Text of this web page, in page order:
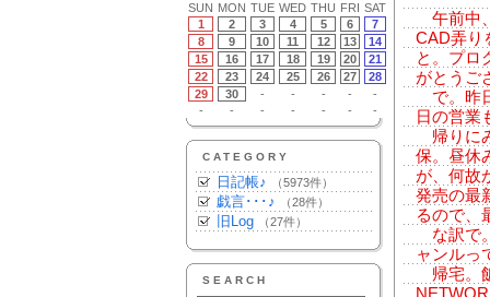
SUN MON TUE WED THU FRI SAT
1
2 3 4 5 6
7
8
9 10 11 12 13
14
15
16 17 18 19 20
21
22
23 24 25 26 27
28
29
30 - - - -
-
-
- - - - - -
CATEGORY
日記帳♪ （5973件）
戯言･･･♪ （28件）
旧Log （27件）
SEARCH
午前中
CAD弄り
と。プロ
がとうご
で。昨
日の営業
帰りに
保。昼休
が、何故
発売の最
るので、
な訳で
ャンルっ
帰宅。